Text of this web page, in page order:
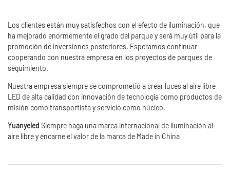
Los clientes están muy satisfechos con el efecto de iluminación, que
ha mejorado enormemente el grado del parque y será muy útil para la
promoción de inversiones posteriores. Esperamos continuar
cooperando con nuestra empresa en los proyectos de parques de
seguimiento.
Nuestra empresa siempre se comprometió a crear luces al aire libre
LED de alta calidad con innovación de tecnología como productos de
misión como transportista y servicio como núcleo.
Yuanyeled Siempre haga una marca internacional de iluminación al
aire libre y encarne el valor de la marca de Made in China